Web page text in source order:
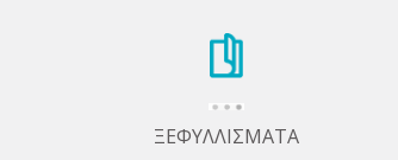
ΞΕΦΥΛΛΙΣΜΑΤΑ